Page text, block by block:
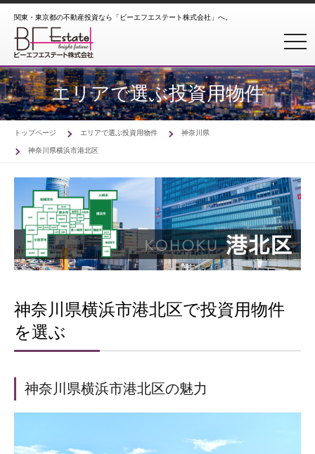
関東・東京都の不動産投資なら「ビーエフエステート株式会社」へ。
エリアで選ぶ投資用物件
トップページ エリアで選ぶ投資用物件
神奈川県
神奈川県横浜市港北区
神奈川県横浜市港北区で投資用物件
を選ぶ
神奈川県横浜市港北区の魅力